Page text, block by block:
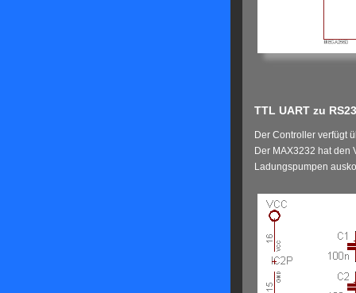
TTL UART zu
Der Controller verfügt
Der MAX3232 hat den
Ladungspumpen